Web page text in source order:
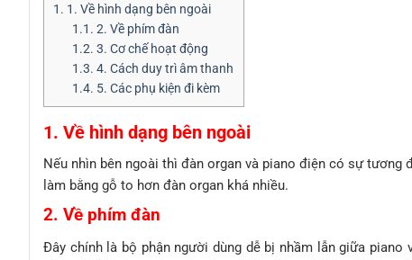
1. 1. Về hình dạng bên ngoài
1.1. 2. Về phím đàn
1.2. 3. Cơ chế hoạt động
1.3. 4. Cách duy trì âm thanh
1.4. 5. Các phụ kiện đi kèm
1. Về hình dạng bên ngoài
Nếu nhìn bên ngoài thì đàn organ và piano điện có sự
làm bằng gỗ to hơn đàn organ khá nhiều.
2. Về phím đàn
Đây chính là bộ phận người dùng dễ bị nhầm lẫn giữa